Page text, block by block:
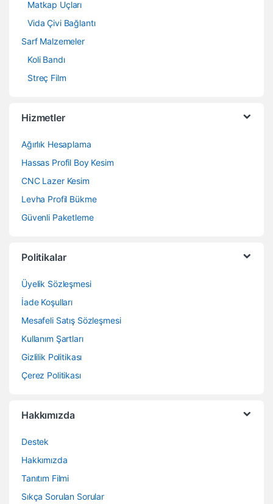
Matkap Uçları
Vida Çivi Bağlantı
Sarf Malzemeler
Koli Bandı
Streç Film
Hizmetler
Ağırlık Hesaplama
Hassas Profil Boy Kesim
CNC Lazer Kesim
Levha Profil Bükme
Güvenli Paketleme
Politikalar
Üyelik Sözleşmesi
İade Koşulları
Mesafeli Satış Sözleşmesi
Kullanım Şartları
Gizlilik Politikası
Çerez Politikası
Hakkımızda
Destek
Hakkımızda
Tanıtım Filmi
Sıkça Sorulan Sorular